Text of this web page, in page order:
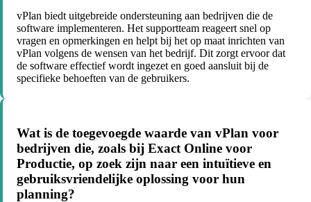
vPlan biedt uitgebreide ondersteuning aan bedrijven die de
software implementeren. Het supportteam reageert snel op
vragen en opmerkingen en helpt bij het op maat inrichten van
vPlan volgens de wensen van het bedrijf. Dit zorgt ervoor dat
de software effectief wordt ingezet en goed aansluit bij de
specifieke behoeften van de gebruikers.
Wat is de toegevoegde waarde van vPlan voor
bedrijven die, zoals bij Exact Online voor
Productie, op zoek zijn naar een intuïtieve en
gebruiksvriendelijke oplossing voor hun
planning?